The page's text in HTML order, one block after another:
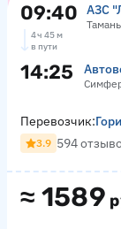
09:40 АЗС
4 ч 45 м
в пути
14:25
≈ 1589
Перевозчик:
3.9 594